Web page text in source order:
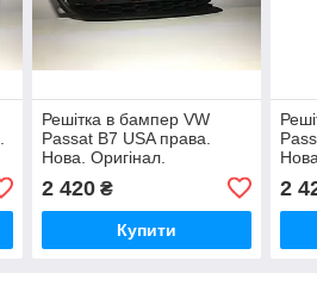
Решітка в бампер VW
Passat B7 USA права.
Нова. Оригінал.
2 420₴
Купити
2